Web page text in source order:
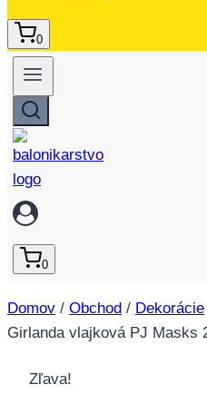
0
0
Domov / Obchod / Dekorácie
Girlanda vlajková PJ Masks
Zľava!